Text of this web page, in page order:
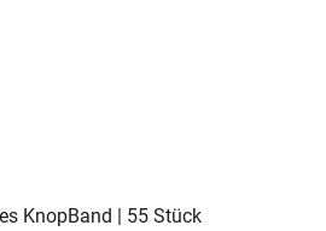
KnopBand | 55 Stück